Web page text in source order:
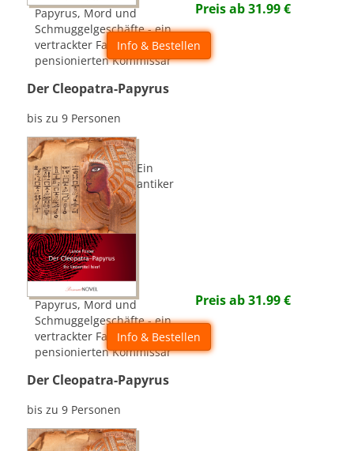
Papyrus, Mord und
Schmuggelgeschäfte - ein
vertrackter Fall für den
pensionierten Kommissar
Preis ab31.99€
Info & Bestellen
Der Cleopatra-Papyrus
bis zu 9 Personen
Ein
antiker
Papyrus, Mord und
Schmuggelgeschäfte - ein
vertrackter Fall für den
pensionierten Kommissar
Preis ab31.99€
Info & Bestellen
Der Cleopatra-Papyrus
bis zu 9 Personen